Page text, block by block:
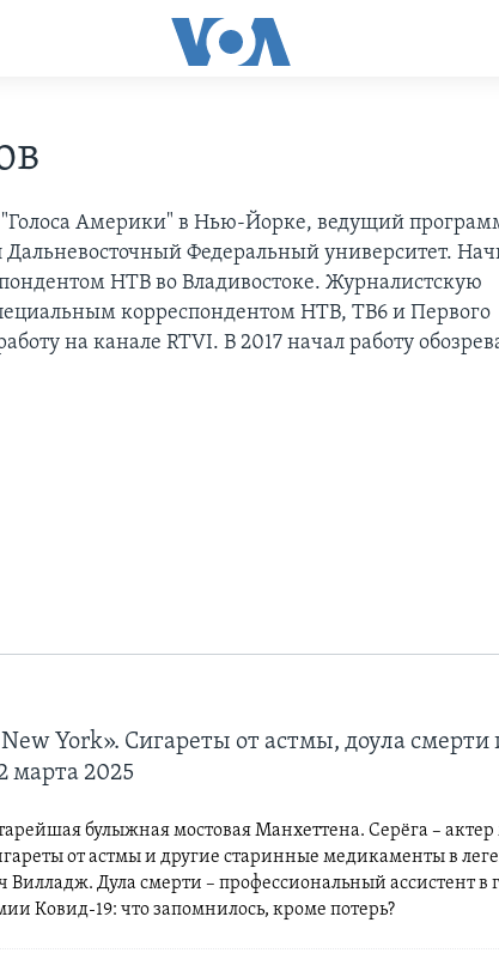
"Голоса Америки" в Нью-Йорке, ведущий
Федеральный университет.
НТВ во Владивостоке. Журналистcкую
корреспондентом НТВ, ТВ6 и Первого
на канале RTVI. В 2017 начал работу
York». Сигареты от астмы, доула смерти
марта 2025
булыжная мостовая Манхеттена. Серёга – актер
от астмы и другие старинные медикаменты в
Вилладж. Дула смерти – профессиональный ассистент в
Ковид-19: что запомнилось, кроме потерь?